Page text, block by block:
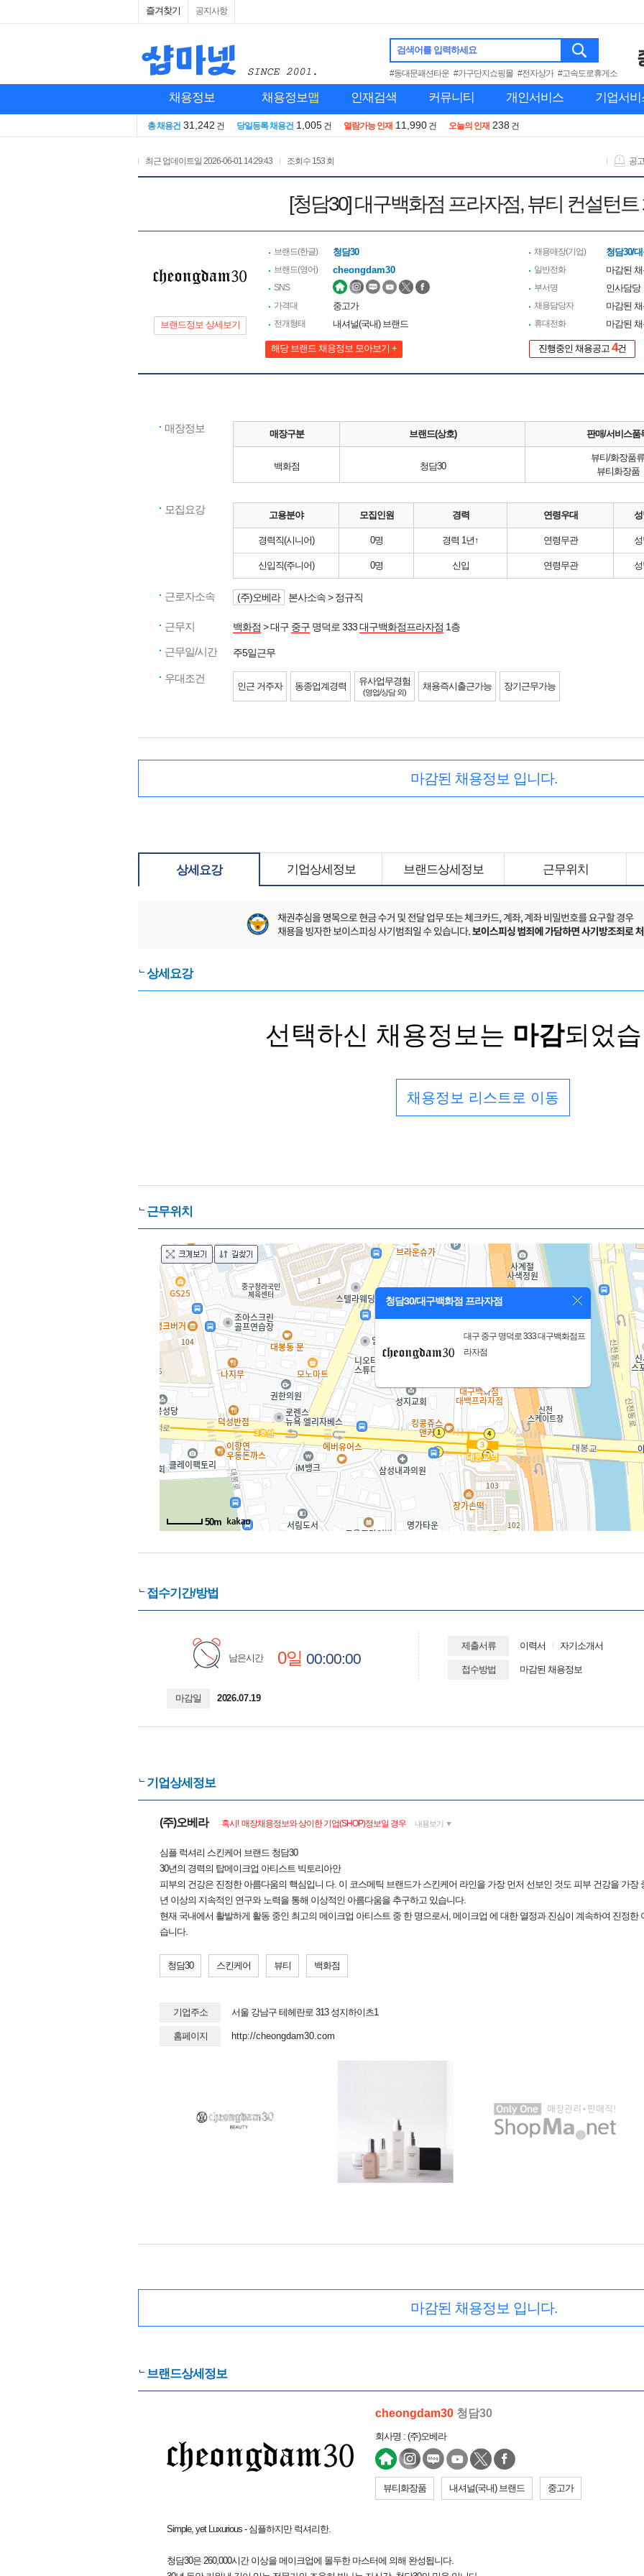
즐겨찾기 공지사항
검색어를 입력하세요
#동대문패션타운 #가구단지쇼핑몰 #전자상가 #고속도로휴게소
채용정보 채용정보맵 인재검색 커뮤니티 개인서비스 기업서비
총 채용건 31,242 건 당일등록 채용건 1,005 건 열람가능 인재 11,990 건 오늘의 인재 238 건
최근 업데이트일 2026-06-01 14:29:43 조회수 153 회 공
[청담30] 대구백화점 프라자점, 뷰티 컨설턴트
브랜드정보 상세보기
브랜드(한글) 청담30
브랜드(영어) cheongdam30
SNS
가격대
중고가
전개형태 내셔널(국내) 브랜드
해당 브랜드 채용정보 모아보기 +
채용매장(기업) 청담30/
일반전화 마감된
부서명 인사담당
채용담당자 마감된
휴대전화 마감된
진행중인 채용공고 4건
매장정보 매장구분 브랜드(상호) 판매/서비스품
백화점 청담30
뷰티/화장품류
뷰티화장품
모집요강 고용분야 모집인원 경력 연령우대
경력직(시니어) 0명 경력 1년↑ 연령무관
신입직(주니어) 0명 신입 연령무관
근로자소속 (주)오베라 본사소속 > 정규직
근무지 백화점 > 대구 중구 명덕로 333대구백화점프라자점 1층
근무일/시간 주5일근무
우대조건
인근 거주자 동종업계경력 유사업무경험
(영업/상담 외)
채용즉시출근가능 장기근무가능
마감된 채용정보 입니다.
상세요강 기업상세정보 브랜드상세정보 근무위치
상세요강
선택하신 채용정보는 마감되었
채용정보 리스트로 이동
근무위치
청담30/대구백화점 프라자점
대구 중구 명덕로 333 대구백화점프
라자점
50m
접수기간/방법
남은시간 0일 00:00:00
마감일 2026.07.19
제출서류 이력서 자기소개서
접수방법 마감된 채용정보
기업상세정보
(주)오베라 혹시! 매장채용정보와 상이한 기업(SHOP)정보일 경우 내용보기 ▼
심플 럭셔리 스킨케어 브랜드 청담30
30년의 경력의 탑메이크업 아티스트 빅토리아안
피부의 건강은 진정한 아름다움의 핵심입니 다. 이 코스메틱 브랜드가 스킨케어 라인을 가장 먼저 선보인 것도 피부 건강을 가장
년 이상의 지속적인 연구와 노력을 통해 이상적인 아름다움을 추구하고 있습니다.
현재 국내에서 활발하게 활동 중인 최고의 메이크업 아티스트 중 한 명으로서, 메이크업 에 대한 열정과 진심이 계속하여 진정한
습니다.
청담30 스킨케어 뷰티 백화점
기업주소 서울 강남구 테헤란로 313 성지하이츠1
홈페이지 http://cheongdam30.com
마감된 채용정보 입니다.
브랜드상세정보
cheongdam30 청담30
회사명 : (주)오베라
뷰티화장품 내셔널(국내) 브랜드 중고가
Simple, yet Luxurious - 심플하지만 럭셔리한.
청담30은 260,000시간 이상을 메이크업에 몰두한 마스터에 의해 완성됩니다.